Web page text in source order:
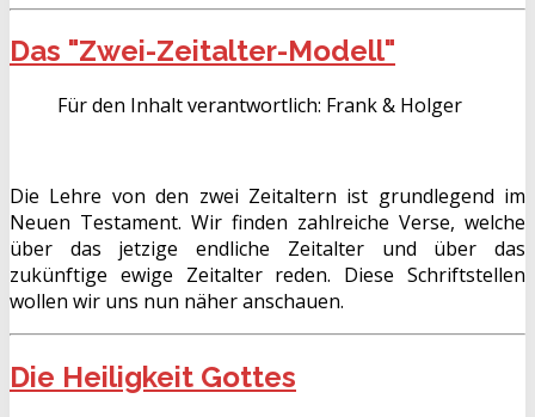
Das "Zwei-Zeitalter-Modell"
Für den Inhalt verantwortlich: Frank & Holger
Die Lehre von den zwei Zeitaltern ist grundlegend im
Neuen Testament. Wir finden zahlreiche Verse, welche
über das jetzige endliche Zeitalter und über das
zukünftige ewige Zeitalter reden. Diese Schriftstellen
wollen wir uns nun näher anschauen.
Die Heiligkeit Gottes